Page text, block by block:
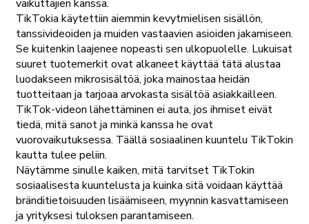
vaikuttajien kanssa.
TikTokia käytettiin aiemmin kevytmielisen sisällön,
tanssivideoiden ja muiden vastaavien asioiden jakamiseen.
Se kuitenkin laajenee nopeasti sen ulkopuolelle. Lukuisat
suuret tuotemerkit ovat alkaneet käyttää tätä alustaa
luodakseen mikrosisältöä, joka mainostaa heidän
tuotteitaan ja tarjoaa arvokasta sisältöä asiakkailleen.
TikTok-videon lähettäminen ei auta, jos ihmiset eivät
tiedä, mitä sanot ja minkä kanssa he ovat
vuorovaikutuksessa. Täällä sosiaalinen kuuntelu TikTokin
kautta tulee peliin.
Näytämme sinulle kaiken, mitä tarvitset TikTokin
sosiaalisesta kuuntelusta ja kuinka sitä voidaan käyttää
bränditietoisuuden lisäämiseen, myynnin kasvattamiseen
ja yrityksesi tuloksen parantamiseen.